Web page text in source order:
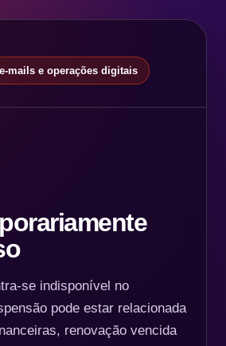
mails e operações digitais
se indisponível no
pode estar relacionada
renovação vencida